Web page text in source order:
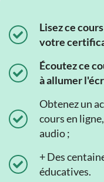
Lisez ce
votre
Écoutez ce
à allumer
Obtenez un
cours en
audio ;
+ Des
éducatives.